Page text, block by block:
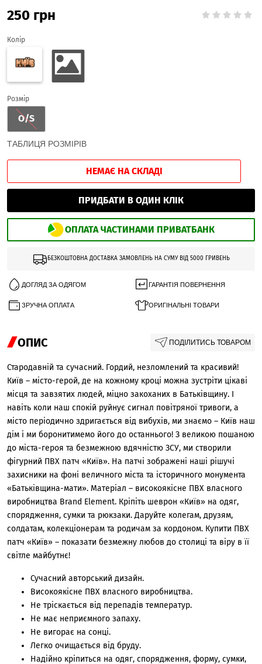
250 грн
Колір
Розмір
O/S
ТАБЛИЦЯ РОЗМІРІВ
НЕМАЄ НА СКЛАДІ
ПРИДБАТИ В ОДИН КЛІК
ОПЛАТА ЧАСТИНАМИ ПРИВАТБАНК
БЕЗКОШТОВНА ДОСТАВКА ЗАМОВЛЕНЬ НА СУМУ ВІД 5000 ГРИВЕНЬ
ДОГЛЯД ЗА ОДЯГОМ ГАРАНТІЯ ПОВЕРНЕННЯ
ЗРУЧНА ОПЛАТА ОРИГІНАЛЬНІ ТОВАРИ
ОПИС ПОДІЛИТИСЬ ТОВАРОМ
Стародавній та сучасний. Гордий, незломлений та красивий!
Київ – місто-герой, де на кожному кроці можна зустріти цікаві
місця та завзятих людей, міцно закоханих в Батьківщину. І
навіть коли наш спокій руйнує сигнал повітряної тривоги, а
місто періодично здригається від вибухів, ми знаємо – Київ наш
дім і ми боронитимемо його до останнього! З великою пошаною
до міста-героя та безмежною вдячністю ЗСУ, ми створили
фігурний ПВХ патч «Київ». На патчі зображені наші рішучі
захисники на фоні величного міста та історичного монумента
«Батьківщина-мати». Матеріал – високоякісне ПВХ власного
виробництва Brand Element. Кріпіть шеврон «Київ» на одяг,
спорядження, сумки та рюкзаки. Даруйте колегам, друзям,
солдатам, колекціонерам та родичам за кордоном. Купити ПВХ
патч «Київ» – показати безмежну любов до столиці та віру в її
світле майбутнє!
Сучасний авторський дизайн.
Високоякісне ПВХ власного виробництва.
Не тріскається від перепадів температур.
Не має неприємного запаху.
Не вигорає на сонці.
Легко очищається від бруду.
Надійно кріпиться на одяг, спорядження, форму, сумки,